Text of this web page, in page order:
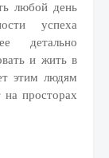
любой день
успеха
детально
и жить в
этим людям
просторах